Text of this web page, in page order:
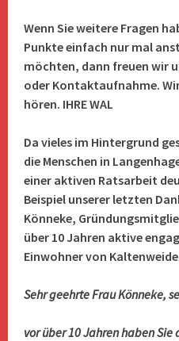
Wenn Sie weitere Fragen
Punkte einfach nur mal
möchten, dann freuen wir
oder Kontaktaufnahme.
hören. IHRE WAL
Da vieles im Hintergrund
die Menschen in
einer aktiven Ratsarbeit
Beispiel unserer letzten
Könneke,
über 10 Jahren aktive
Einwohner von Kaltenweide
Sehr geehrte Frau Könneke,
vor über 10 Jahren haben